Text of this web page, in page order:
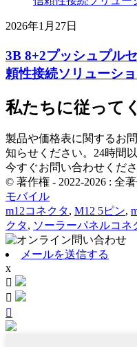
2026年1月27日
3B 8+2プッシュプル
頼性接続ソリューシ
私たちに従って
製品や価格表に関するお
知らせください。24時間
今すぐお問い合わせくだ
© 著作権 - 2022-2026 : 全著
モバイル
m12コネクタ, M12 5ピン,
クタ, ソーラーパネルコネ
メールを送信する
x


